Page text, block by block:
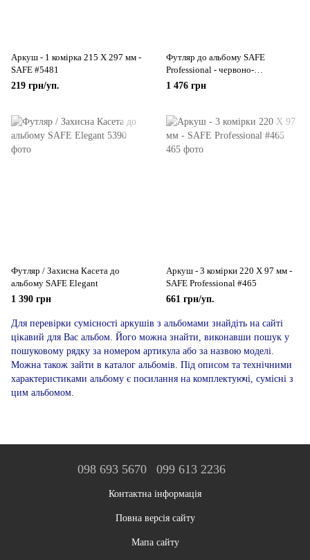
Аркуш - 1 комірка 215 Х 297 мм -
SAFE #5481
219 грн/уп.
Футляр до альбому SAFE
Professional - червоно-
коричневий
1 476 грн
Футляр / Захисна Касета до
альбому SAFE Elegant
1 390 грн
Аркуш - 3 комірки 220 Х 97 мм -
SAFE Professional #465
661 грн/уп.
Для перевірки сумісності аркушів з альбомами знайдіть на сайті
цікавий для Вас альбом. Його можна знайти, виконавши пошук у
пошуковому рядку за номером артикула або за назвою моделі.
Можна також зайти в каталог альбомів. Під описом та технічними
характеристиками альбому є посилання на комплектуючі, сумісні з
цим альбомом.
098 693 5670 099 613 2236
Контактна інформація
Повна версія сайту
Мапа сайту